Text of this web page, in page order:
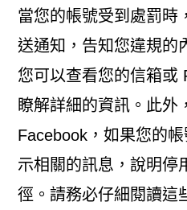
當您的帳號受到處罰時
送通知，告知您違規的
您可以查看您的信箱或
瞭解詳細的資訊。此外
Facebook，如果您的
示相關的訊息，說明停
徑。請務必仔細閱讀這